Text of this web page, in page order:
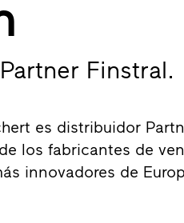
Finstral.
es distribuidor
los fabricantes de
innovadores de